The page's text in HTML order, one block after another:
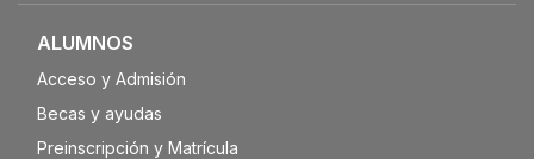
ALUMNOS
Acceso y Admisión
Becas y ayudas
Preinscripción y Matrícula